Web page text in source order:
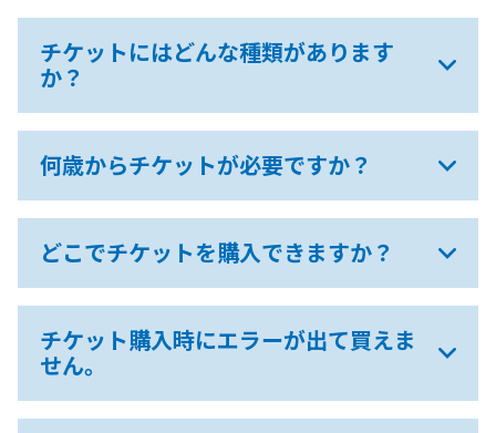
チケットにはどんな種類があります
か？
何歳からチケットが必要ですか？
どこでチケットを購入できますか？
チケット購入時にエラーが出て買えま
せん。